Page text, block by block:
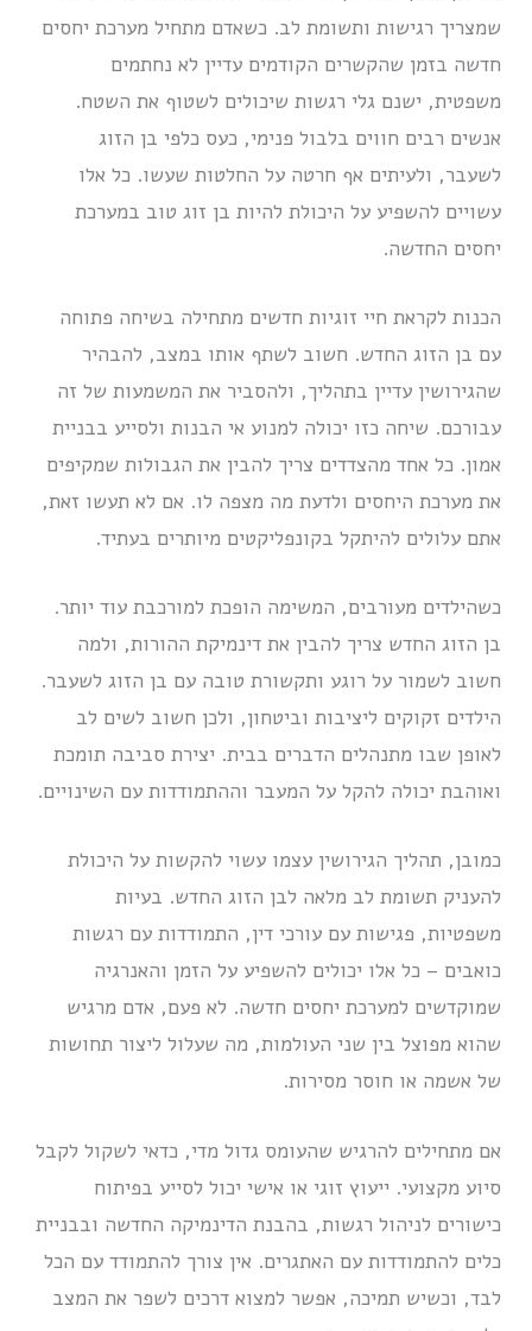
שמצריך רגישות ותשומת לב. כשאדם מתחיל מערכת יחסים
חדשה בזמן שהקשרים הקודמים עדיין לא נחתמים
משפטית, ישנם גלי רגשות שיכולים לשטוף את השטח.
אנשים רבים חווים בלבול פנימי, כעס כלפי בן הזוג
לשעבר, ולעיתים אף חרטה על החלטות שעשו. כל אלו
עשויים להשפיע על היכולת להיות בן זוג טוב במערכת
יחסים החדשה.
הכנות לקראת חיי זוגיות חדשים מתחילה בשיחה פתוחה
עם בן הזוג החדש. חשוב לשתף אותו במצב, להבהיר
שהגירושין עדיין בתהליך, ולהסביר את המשמעות של זה
עבורכם. שיחה כזו יכולה למנוע אי הבנות ולסייע בבניית
אמון. כל אחד מהצדדים צריך להבין את הגבולות שמקיפים
את מערכת היחסים ולדעת מה מצפה לו. אם לא תעשו זאת,
אתם עלולים להיתקל בקונפליקטים מיותרים בעתיד.
כשהילדים מעורבים, המשימה הופכת למורכבת עוד יותר.
בן הזוג החדש צריך להבין את דינמיקת ההורות, ולמה
חשוב לשמור על רוגע ותקשורת טובה עם בן הזוג לשעבר.
הילדים זקוקים ליציבות וביטחון, ולכן חשוב לשים לב
לאופן שבו מתנהלים הדברים בבית. יצירת סביבה תומכת
ואוהבת יכולה להקל על המעבר וההתמודדות עם השינויים.
כמובן, תהליך הגירושין עצמו עשוי להקשות על היכולת
להעניק תשומת לב מלאה לבן הזוג החדש. בעיות
משפטיות, פגישות עם עורכי דין, התמודדות עם רגשות
כואבים – כל אלו יכולים להשפיע על הזמן והאנרגיה
שמוקדשים למערכת יחסים חדשה. לא פעם, אדם מרגיש
שהוא מפוצל בין שני העולמות, מה שעלול ליצור תחושות
של אשמה או חוסר מסירות.
אם מתחילים להרגיש שהעומס גדול מדי, כדאי לשקול לקבל
סיוע מקצועי. ייעוץ זוגי או אישי יכול לסייע בפיתוח
כישורים לניהול רגשות, בהבנת הדינמיקה החדשה ובבניית
כלים להתמודדות עם האתגרים. אין צורך להתמודד עם הכל
לבד, וכשיש תמיכה, אפשר למצוא דרכים לשפר את המצב